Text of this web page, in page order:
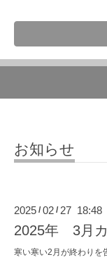
お知らせ
2025 / 02 / 27 18:48
2025年 3月
寒い寒い2月が終わりを